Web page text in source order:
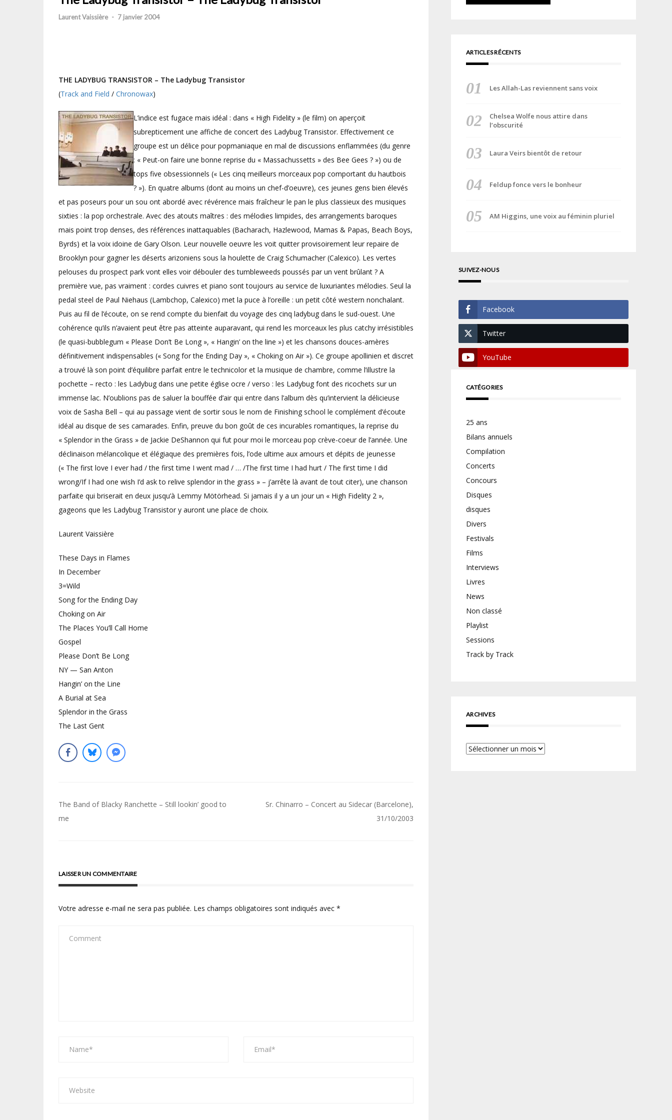
Laurent Vaissière - 7 janvier 2004
THE LADYBUG TRANSISTOR – The Ladybug Transistor
(Track and Field / Chronowax)
L’indice est fugace mais idéal : dans « High Fidelity » (le film) on aperçoit
subrepticement une affiche de concert des Ladybug Transistor. Effectivement ce
groupe est un délice pour popmaniaque en mal de discussions enflammées (du genre
: « Peut-on faire une bonne reprise du « Massachussetts » des Bee Gees ? ») ou de
tops five obsessionnels (« Les cinq meilleurs morceaux pop comportant du hautbois
? »). En quatre albums (dont au moins un chef-d’oeuvre), ces jeunes gens bien élevés
et pas poseurs pour un sou ont abordé avec révérence mais fraîcheur le pan le plus classieux des musiques
sixties : la pop orchestrale. Avec des atouts maîtres : des mélodies limpides, des arrangements baroques
mais point trop denses, des références inattaquables (Bacharach, Hazlewood, Mamas & Papas, Beach Boys,
Byrds) et la voix idoine de Gary Olson. Leur nouvelle oeuvre les voit quitter provisoirement leur repaire de
Brooklyn pour gagner les déserts arizoniens sous la houlette de Craig Schumacher (Calexico). Les vertes
pelouses du prospect park vont elles voir débouler des tumbleweeds poussés par un vent brûlant ? A
première vue, pas vraiment : cordes cuivres et piano sont toujours au service de luxuriantes mélodies. Seul la
pedal steel de Paul Niehaus (Lambchop, Calexico) met la puce à l’oreille : un petit côté western nonchalant.
Puis au fil de l’écoute, on se rend compte du bienfait du voyage des cinq ladybug dans le sud-ouest. Une
cohérence qu’ils n’avaient peut être pas atteinte auparavant, qui rend les morceaux les plus catchy irrésistibles
(le quasi-bubblegum « Please Don’t Be Long », « Hangin’ on the line ») et les chansons douces-amères
définitivement indispensables (« Song for the Ending Day », « Choking on Air »). Ce groupe apollinien et discret
a trouvé là son point d’équilibre parfait entre le technicolor et la musique de chambre, comme l’illustre la
pochette – recto : les Ladybug dans une petite église ocre / verso : les Ladybug font des ricochets sur un
immense lac. N’oublions pas de saluer la bouffée d’air qui entre dans l’album dès qu’intervient la délicieuse
voix de Sasha Bell – qui au passage vient de sortir sous le nom de Finishing school le complément d’écoute
idéal au disque de ses camarades. Enfin, preuve du bon goût de ces incurables romantiques, la reprise du
« Splendor in the Grass » de Jackie DeShannon qui fut pour moi le morceau pop crève-coeur de l’année. Une
déclinaison mélancolique et élégiaque des premières fois, l’ode ultime aux amours et dépits de jeunesse
(« The first love I ever had / the first time I went mad / … /The first time I had hurt / The first time I did
wrong/If I had one wish I’d ask to relive splendor in the grass » – j’arrête là avant de tout citer), une chanson
parfaite qui briserait en deux jusqu’à Lemmy Mötörhead. Si jamais il y a un jour un « High Fidelity 2 »,
gageons que les Ladybug Transistor y auront une place de choix.
Laurent Vaissière
These Days in Flames
In December
3=Wild
Song for the Ending Day
Choking on Air
The Places You’ll Call Home
Gospel
Please Don’t Be Long
NY — San Anton
Hangin’ on the Line
A Burial at Sea
Splendor in the Grass
The Last Gent
Navigation
de
The Band of Blacky Ranchette – Still lookin’ good to
me
Sr. Chinarro – Concert au Sidecar (Barcelone),
31/10/2003
LAISSER UN COMMENTAIRE
Votre adresse e-mail ne sera pas publiée. Les champs obligatoires sont indiqués avec *
ARTICLES RÉCENTS
Les Allah-Las reviennent sans voix
Chelsea Wolfe nous attire dans
l’obscurité
Laura Veirs bientôt de retour
Feldup fonce vers le bonheur
AM Higgins, une voix au féminin pluriel
SUIVEZ-NOUS
Facebook
Twitter
YouTube
CATÉGORIES
25 ans
Bilans annuels
Compilation
Concerts
Concours
Disques
disques
Divers
Festivals
Films
Interviews
Livres
News
Non classé
Playlist
Sessions
Track by Track
ARCHIVES
Archives